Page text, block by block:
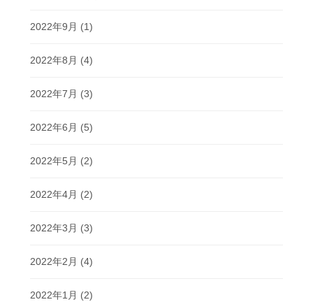
2022年9月 (1)
2022年8月 (4)
2022年7月 (3)
2022年6月 (5)
2022年5月 (2)
2022年4月 (2)
2022年3月 (3)
2022年2月 (4)
2022年1月 (2)